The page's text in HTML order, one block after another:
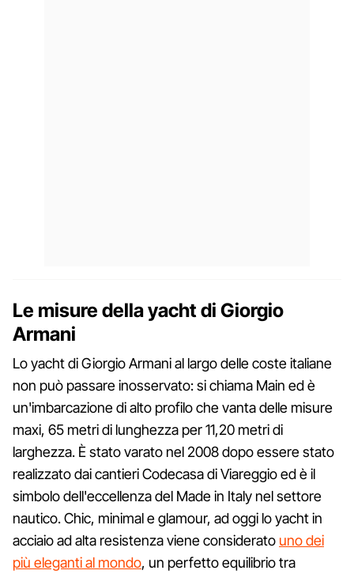
Le misure della yacht di Giorgio
Armani
Lo yacht di Giorgio Armani al largo delle coste italiane
non può passare inosservato: si chiama Main ed è
un'imbarcazione di alto profilo che vanta delle misure
maxi, 65 metri di lunghezza per 11,20 metri di
larghezza. È stato varato nel 2008 dopo essere stato
realizzato dai cantieri Codecasa di Viareggio ed è il
simbolo dell'eccellenza del Made in Italy nel settore
nautico. Chic, minimal e glamour, ad oggi lo yacht in
acciaio ad alta resistenza viene considerato uno dei
più eleganti al mondo, un perfetto equilibrio tra